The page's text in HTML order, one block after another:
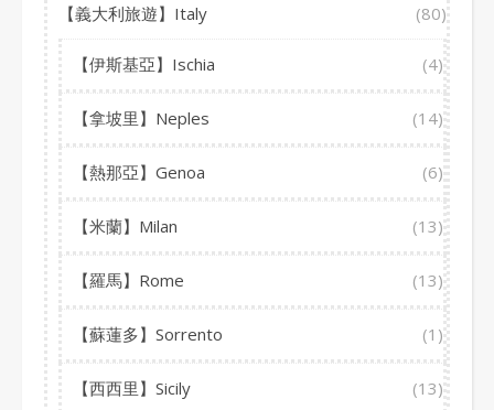
【義大利旅遊】Italy (80)
【伊斯基亞】Ischia (4)
【拿坡里】Neples (14)
【熱那亞】Genoa (6)
【米蘭】Milan (13)
【羅馬】Rome (13)
【蘇蓮多】Sorrento (1)
【西西里】Sicily (13)